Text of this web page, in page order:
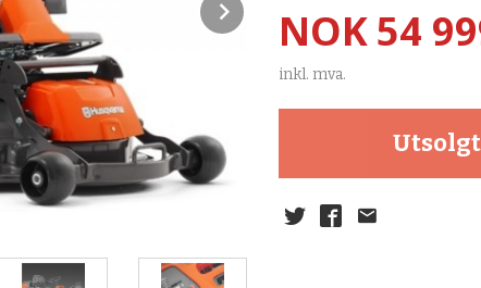
BioClip® (finfordeling) gir
biter som raskt brytes ned og
Pris
NOK54
inkl. mva.
Utsolgt